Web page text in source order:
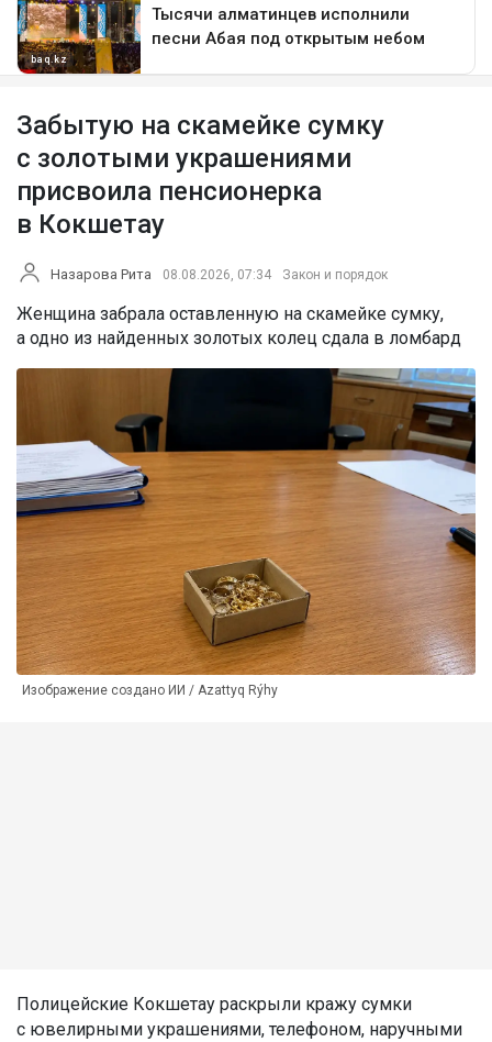
Забытую на скамейке сумку
с золотыми украшениями
присвоила пенсионерка
в Кокшетау
Назарова Рита 08.08.2026, 07:34 Закон и порядок
Женщина забрала оставленную на скамейке сумку,
а одно из найденных золотых колец сдала в ломбард
Изображение создано ИИ / Azattyq Rýhy
Полицейские Кокшетау раскрыли кражу сумки
с ювелирными украшениями, телефоном, наручными